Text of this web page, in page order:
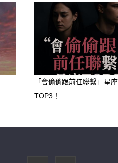
礙將徹底解除。
「會偷偷跟前任聯繫」星座
TOP3！